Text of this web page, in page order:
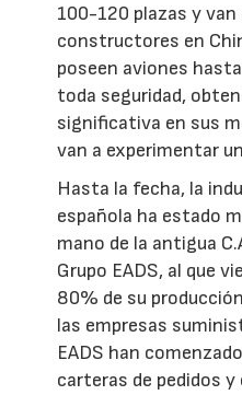
100-120 plazas y
constructores en
poseen aviones
toda seguridad,
significativa en sus
van a experimentar
Hasta la fecha, la
española ha estado
mano de la antigua
Grupo EADS, al que
80% de su
las empresas
EADS han
carteras de pedidos